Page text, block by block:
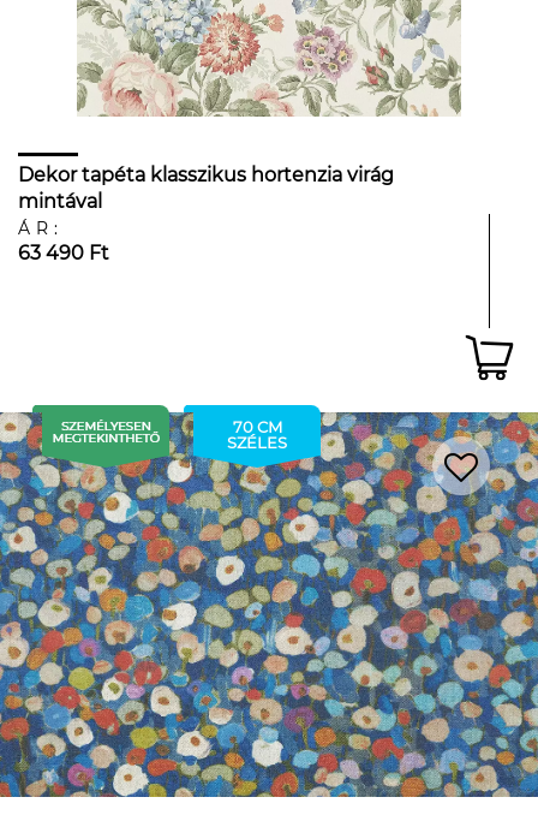
Dekor tapéta klasszikus hortenzia virág
mintával
ÁR:
63 490 Ft
70 CM
SZÉLES